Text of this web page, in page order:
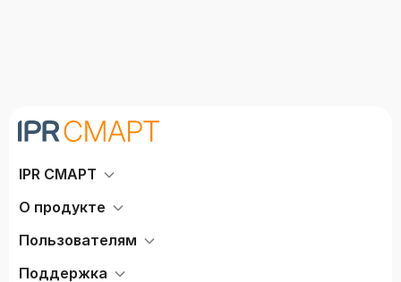
IPR СМАРТ
О продукте
Пользователям
Поддержка